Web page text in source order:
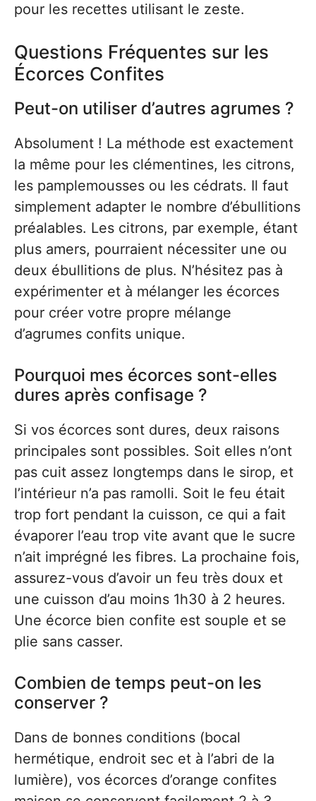
pour les recettes utilisant le zeste.
Questions Fréquentes sur les
Écorces Confites
Peut-on utiliser d’autres agrumes ?
Absolument ! La méthode est exactement
la même pour les clémentines, les citrons,
les pamplemousses ou les cédrats. Il faut
simplement adapter le nombre d’ébullitions
préalables. Les citrons, par exemple, étant
plus amers, pourraient nécessiter une ou
deux ébullitions de plus. N’hésitez pas à
expérimenter et à mélanger les écorces
pour créer votre propre mélange
d’agrumes confits unique.
Pourquoi mes écorces sont-elles
dures après confisage ?
Si vos écorces sont dures, deux raisons
principales sont possibles. Soit elles n’ont
pas cuit assez longtemps dans le sirop, et
l’intérieur n’a pas ramolli. Soit le feu était
trop fort pendant la cuisson, ce qui a fait
évaporer l’eau trop vite avant que le sucre
n’ait imprégné les fibres. La prochaine fois,
assurez-vous d’avoir un feu très doux et
une cuisson d’au moins 1h30 à 2 heures.
Une écorce bien confite est souple et se
plie sans casser.
Combien de temps peut-on les
conserver ?
Dans de bonnes conditions (bocal
hermétique, endroit sec et à l’abri de la
lumière), vos écorces d’orange confites